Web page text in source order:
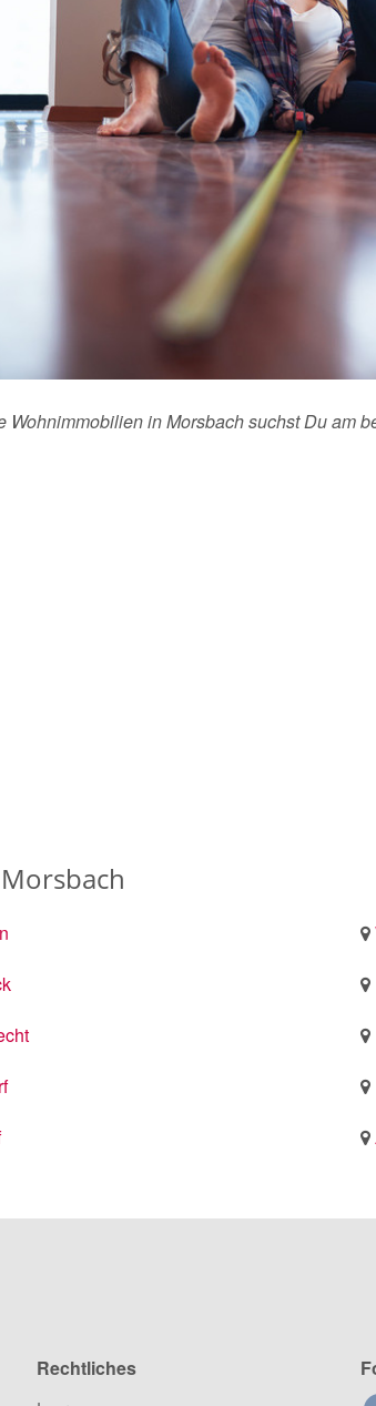
Wohnimmobilien in Morsbach suchst Du am
Rechtliches